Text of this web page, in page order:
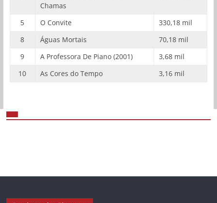
Chamas
5 O Convite
330,18 mil
8
Águas Mortais
70,18 mil
9
A Professora De Piano (2001)
3,68 mil
10
As Cores do Tempo 3,16 mil